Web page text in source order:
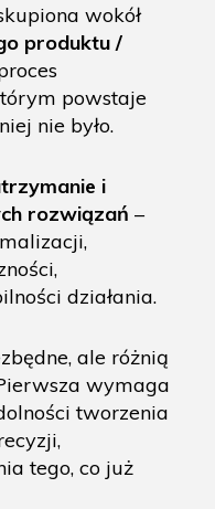
wokół
produktu /
powstaje
nie było.
i
rozwiązań –
działania.
ale różnią
wymaga
tworzenia
tego, co już